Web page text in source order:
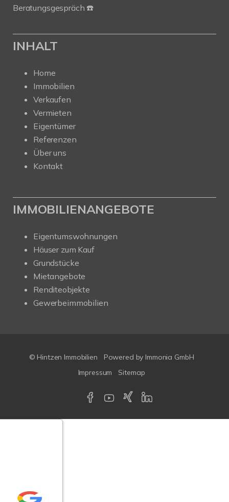
Beratungsgespräch ☎️
INHALT
Home
Immobilien
Verkaufen
Vermieten
Eigentümer
Referenzen
Über uns
Kontakt
IMMOBILIENANGEBOTE
Eigentumswohnungen
Häuser zum Kauf
Grundstücke
Mietangebote
Renditeobjekte
Gewerbeimmobilien
© Hintzen Immobilien
Powered by Immonia GmbH
Impressum
Sitemap